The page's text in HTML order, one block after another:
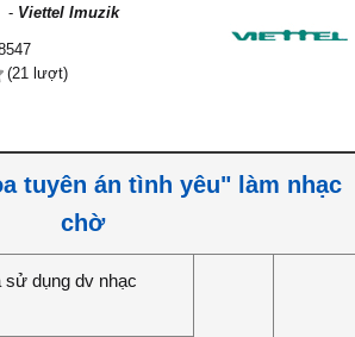
- Viettel Imuzik
(21 lượt)
tuyên án tình yêu" làm nhạc
chờ
dụng dv nhạc